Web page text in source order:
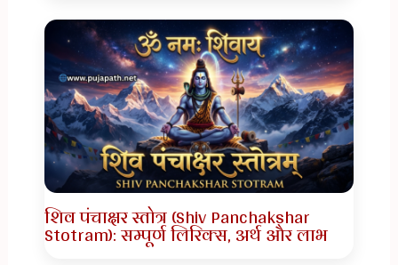
शिव पंचाक्षर स्तोत्र (Shiv Panchakshar
Stotram): सम्पूर्ण लिरिक्स, अर्थ और लाभ